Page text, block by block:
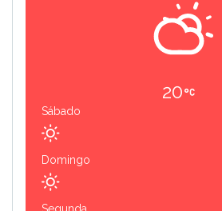
20
Sábado
Domingo